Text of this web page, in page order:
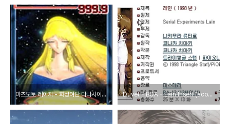
마츠모토 레이지 - 화성여단 다나사이트 999.9 Duvet - BOA - Lain Insert (acoustic guitar ver)